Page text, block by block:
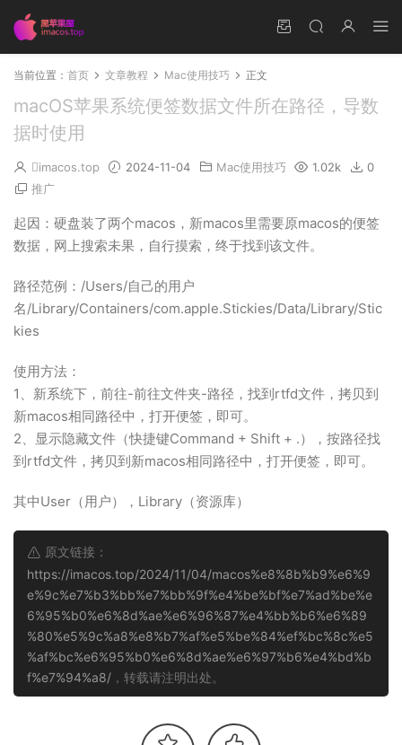
当前位置： 首页 文章教程 Mac使用技巧 正文
macOS苹果系统便签数据文件所在路径，导数
据时使用
imacos.top 2024-11-04 Mac使用技巧 1.02k
0
推广
起因：硬盘装了两个macos，新macos里需要原macos的便签
数据，网上搜索未果，自行摸索，终于找到该文件。
路径范例：/Users/自己的用户
名/Library/Containers/com.apple.Stickies/Data/Library/Stic
kies
使用方法：
1、新系统下，前往-前往文件夹-路径，找到rtfd文件，拷贝到
新macos相同路径中，打开便签，即可。
2、显示隐藏文件（快捷键Command + Shift + .），按路径找
到rtfd文件，拷贝到新macos相同路径中，打开便签，即可。
其中User（用户），Library（资源库）
原文链接：
https://imacos.top/2024/11/04/macos%e8%8b%b9%e6%9
e%9c%e7%b3%bb%e7%bb%9f%e4%be%bf%e7%ad%be%e
6%95%b0%e6%8d%ae%e6%96%87%e4%bb%b6%e6%89
%80%e5%9c%a8%e8%b7%af%e5%be%84%ef%bc%8c%e5
%af%bc%e6%95%b0%e6%8d%ae%e6%97%b6%e4%bd%b
f%e7%94%a8/ ，转载请注明出处。